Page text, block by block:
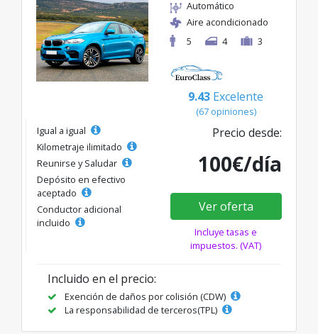
Automático
Aire acondicionado
5
4 3
9.43 Excelente
(67 opiniones)
Igual a igual
Kilometraje ilimitado
Reunirse y Saludar
Depósito en efectivo
aceptado
Conductor adicional
incluido
Precio desde:
100€/día
Ver oferta
Incluye tasas e
impuestos. (VAT)
Incluido en el precio:
Exención de daños por colisión (CDW)
La responsabilidad de terceros(TPL)